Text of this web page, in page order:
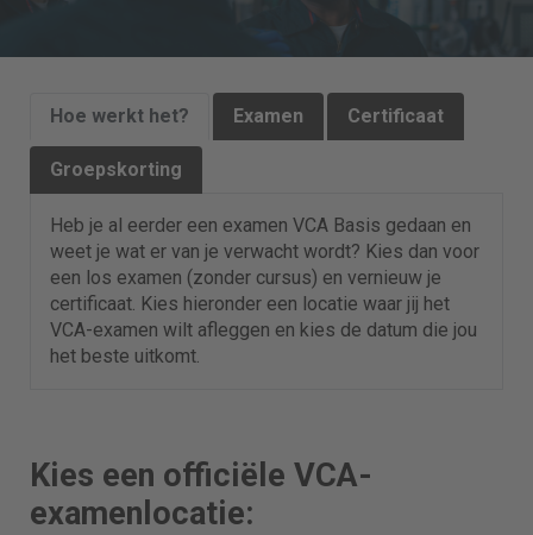
Hoe werkt het? Examen Certificaat
Groepskorting
Heb je al eerder een examen VCA Basis gedaan en
weet je wat er van je verwacht wordt? Kies dan voor
een los examen (zonder cursus) en vernieuw je
certificaat. Kies hieronder een locatie waar jij het
VCA-examen wilt afleggen en kies de datum die jou
het beste uitkomt.
Kies een officiële VCA-
examenlocatie: